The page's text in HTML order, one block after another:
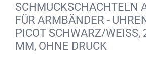
SCHMUCKSCHACHTELN
FÜR ARMBÄNDER -
PICOT SCHWARZ/WEISS,
MM, OHNE DRUCK